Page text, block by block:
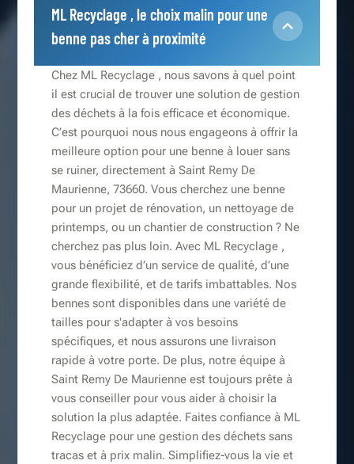
ML Recyclage , le choix malin pour une
benne pas cher à proximité
Chez ML Recyclage , nous savons à quel point
il est crucial de trouver une solution de gestion
des déchets à la fois efficace et économique.
C’est pourquoi nous nous engageons à offrir la
meilleure option pour une benne à louer sans
se ruiner, directement à Saint Remy De
Maurienne, 73660. Vous cherchez une benne
pour un projet de rénovation, un nettoyage de
printemps, ou un chantier de construction ? Ne
cherchez pas plus loin. Avec ML Recyclage ,
vous bénéficiez d’un service de qualité, d’une
grande flexibilité, et de tarifs imbattables. Nos
bennes sont disponibles dans une variété de
tailles pour s'adapter à vos besoins
spécifiques, et nous assurons une livraison
rapide à votre porte. De plus, notre équipe à
Saint Remy De Maurienne est toujours prête à
vous conseiller pour vous aider à choisir la
solution la plus adaptée. Faites confiance à ML
Recyclage pour une gestion des déchets sans
tracas et à prix malin. Simplifiez-vous la vie et